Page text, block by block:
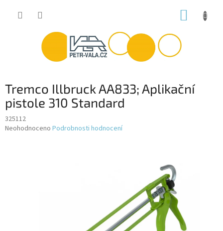
Tremco Illbruck AA833; Aplikační
pistole 310 Standard
325112
Průměrné
Neohodnoceno Podrobnosti hodnocení